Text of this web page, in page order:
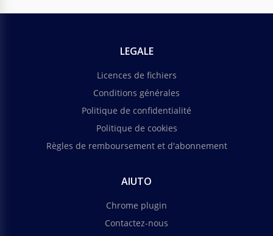
pouvez partager cette affiche avec d'autres
LEGALE
Licences de fichiers
Conditions générales
Politique de confidentialité
Politique de cookies
Règles de remboursement et d'abonnement
AIUTO
Chrome plugin
Contactez-nous